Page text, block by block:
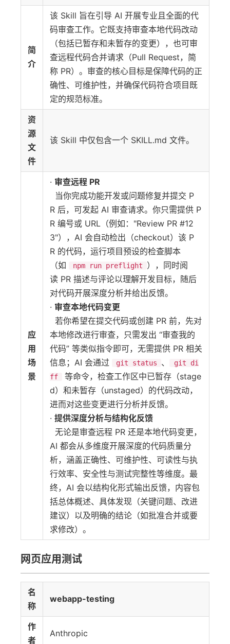
简
介
该 Skill 旨在引导 AI 开展专业且全面的代
码审查工作。它既支持审查本地代码改动
（包括已暂存和未暂存的变更），也可审
查远程代码合并请求（Pull Request，简
称 PR）。审查的核心目标是保障代码的正
确性、可维护性，并确保代码符合项目既
定的规范标准。
资
源
文
件
该 Skill 中仅包含一个 SKILL.md 文件。
应
用
场
景
· 审查远程 PR
当你完成功能开发或问题修复并提交 P
R 后，可发起 AI 审查请求。你只需提供 P
R 编号或 URL（例如："Review PR #12
3"），AI 会自动检出（checkout）该 P
R 的代码，运行项目预设的检查脚本
（如
npm run preflight
），同时阅
读 PR 描述与评论以理解开发目标，随后
对代码开展深度分析并给出反馈。
· 审查本地代码变更
若你希望在提交代码或创建 PR 前，先对
本地修改进行审查，只需发出 “审查我的
代码” 等类似指令即可，无需提供 PR 相关
信息；AI 会通过
git status 、
git di
ff
等命令，检查工作区中已暂存（stage
d）和未暂存（unstaged）的代码改动，
进而对这些变更进行分析并反馈。
· 提供深度分析与结构化反馈
无论是审查远程 PR 还是本地代码变更，
AI 都会从多维度开展深度的代码质量分
析，涵盖正确性、可维护性、可读性与执
行效率、安全性与测试完整性等维度。最
终，AI 会以结构化形式输出反馈，内容包
括总体概述、具体发现（关键问题、改进
建议）以及明确的结论（如批准合并或要
求修改）。
网页应用测试
名
称
webapp-testing
作
者
Anthropic